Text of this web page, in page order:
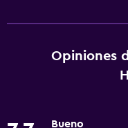
Tina de baño
Secador de pelo
Opiniones
Bueno